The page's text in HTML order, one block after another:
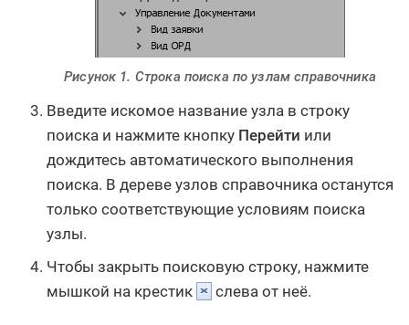
Рисунок 1. Строка поиска по узлам справочника
Введите искомое название узла в строку
поиска и нажмите кнопку Перейти или
дождитесь автоматического выполнения
поиска. В дереве узлов справочника останутся
только соответствующие условиям поиска
узлы.
Чтобы закрыть поисковую строку, нажмите
мышкой на крестик
слева от неё.